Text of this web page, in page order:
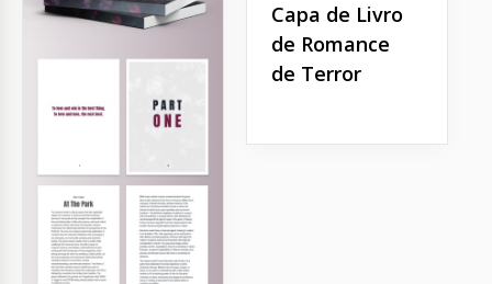
Capa de Livro
de Romance
de Terror